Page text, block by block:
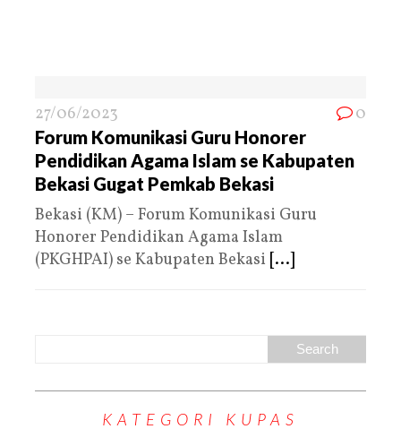
27/06/2023 0
Forum Komunikasi Guru Honorer
Pendidikan Agama Islam se Kabupaten
Bekasi Gugat Pemkab Bekasi
Bekasi (KM) – Forum Komunikasi Guru
Honorer Pendidikan Agama Islam
(PKGHPAI) se Kabupaten Bekasi [...]
KATEGORI KUPAS